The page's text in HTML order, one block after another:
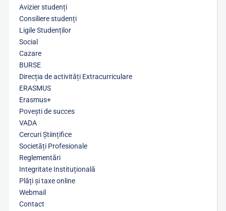
Avizier studenți
Consiliere studenți
Ligile Studenților
Social
Cazare
BURSE
Direcția de activități Extracurriculare
ERASMUS
Erasmus+
Povești de succes
VADA
Cercuri Științifice
Societăți Profesionale
Reglementări
Integritate Instituțională
Plăți și taxe online
Webmail
Contact